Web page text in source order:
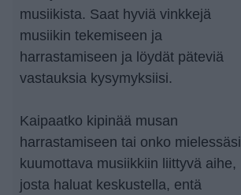
musiikista. Saat hyviä vinkkejä
musiikin tekemiseen ja
harrastamiseen ja löydät päteviä
vastauksia kysymyksiisi.
Kaipaatko kipinää musan
harrastamiseen tai onko mielessäsi
kuumottava musiikkiin liittyvä aihe,
josta haluat keskustella, entä